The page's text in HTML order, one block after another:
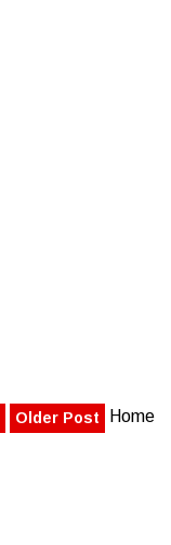
Older Post Home